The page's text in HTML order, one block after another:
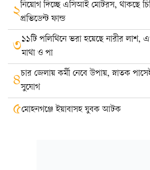
২নিয়োগ দিচ্ছে এসিআই মোটরস, থাকছে
প্রভিডেন্ট ফান্ড
৩১১টি পলিথিনে ভরা হয়েছে নারীর লাশ,
মাথা ও পা
৪চার জেলায় কর্মী নেবে উপায়, স্নাতক
সুযোগ
৫মোহনগঞ্জে ইয়াবাসহ যুবক আটক